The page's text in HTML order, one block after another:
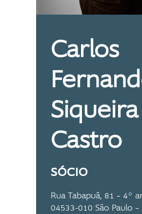
Carlos
Siqueira
Castro
SÓCIO
Rua Tabapuã, 81 – 4º
04533-010 São Paulo –